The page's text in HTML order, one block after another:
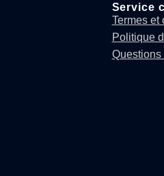
Service
Termes et
Politique
Questions